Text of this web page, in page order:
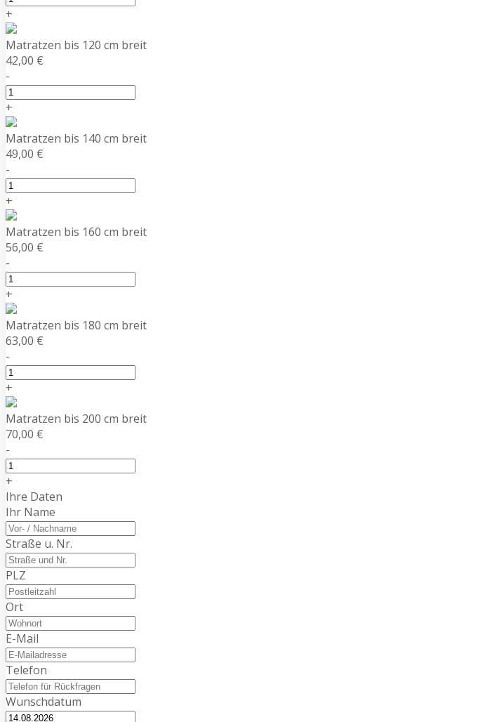
+
Matratzen bis 120 cm breit
42,00 €
-
+
Matratzen bis 140 cm breit
49,00 €
-
+
Matratzen bis 160 cm breit
56,00 €
-
+
Matratzen bis 180 cm breit
63,00 €
-
+
Matratzen bis 200 cm breit
70,00 €
-
+
Ihre Daten
Ihr Name
Straße u. Nr.
PLZ
Ort
E-Mail
Telefon
Wunschdatum